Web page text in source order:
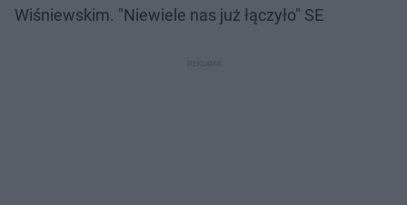
Wiśniewskim. "Niewiele nas już łączyło" SE